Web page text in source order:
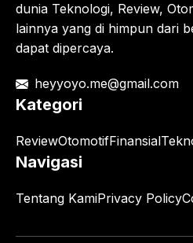
dunia Teknologi, Review,
lainnya yang di himpun dari
dapat dipercaya.
heyyoyo.me@gmail.com
Kategori
ReviewOtomotifFinansial
Navigasi
Tentang KamiPrivacy Policy